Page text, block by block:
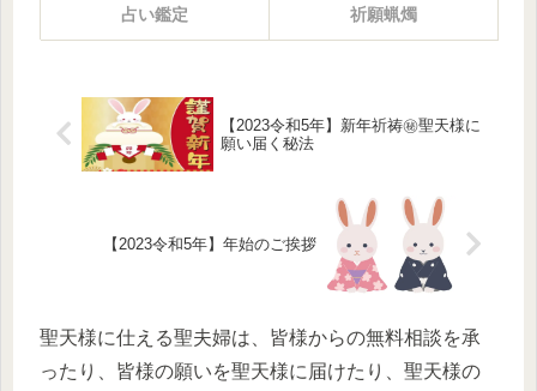
占い鑑定 祈願蝋燭
【2023令和5年】新年祈祷㊙聖天様に
願い届く秘法
【2023令和5年】年始のご挨拶
聖天様に仕える聖夫婦は、皆様からの無料相談を承
ったり、皆様の願いを聖天様に届けたり、聖天様の